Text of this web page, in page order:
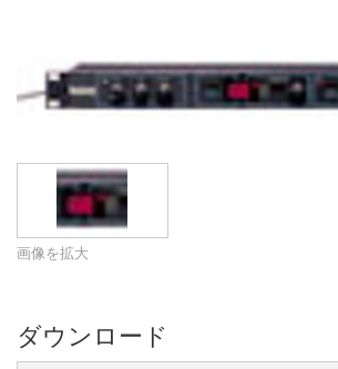
画像を拡大
ダウンロード